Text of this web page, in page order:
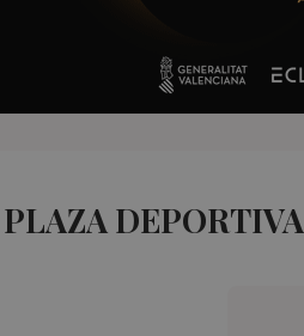
DEPORTIVA